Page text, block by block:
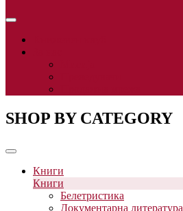
SHOP BY CATEGORY
Книги
Книги
Белетристика
Документарна литература